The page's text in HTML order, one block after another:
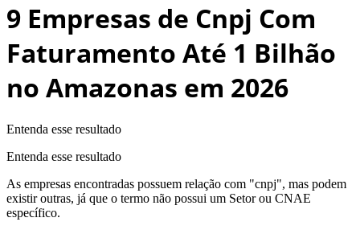
9 Empresas de Cnpj Com
Faturamento Até 1 Bilhão
no Amazonas em 2026
Entenda esse resultado
Entenda esse resultado
As empresas encontradas possuem relação com "cnpj", mas podem
existir outras, já que o termo não possui um Setor ou CNAE
específico.